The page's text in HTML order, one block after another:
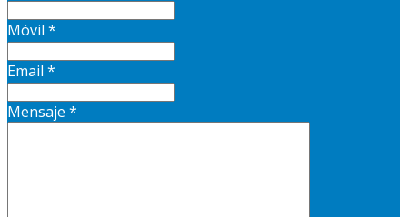
Móvil *
Email *
Mensaje *